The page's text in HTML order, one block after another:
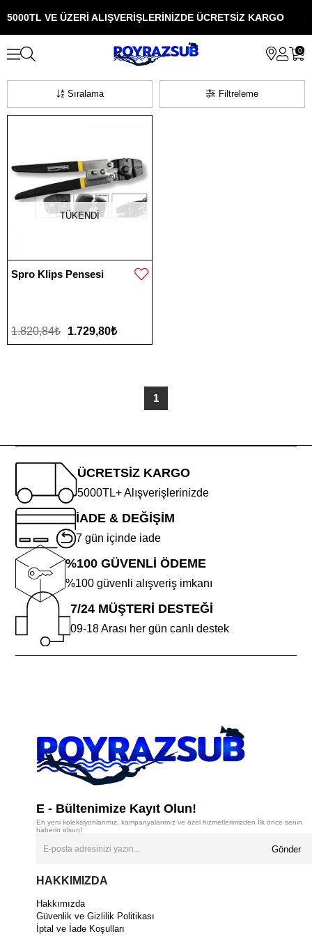
5000TL VE ÜZERİ ALIŞVERİŞLERİNİZDE ÜCRETSİZ KARGO
0
Filtreleme
Sıralama
TÜKENDI
Spro Klips Pensesi
1.729,80₺
1.820,84₺
1
ÜCRETSİZ KARGO
5000TL+ Alışverişlerinizde
İADE & DEĞİŞİM
7 gün içinde iade
%100 GÜVENLİ ÖDEME
%100 güvenli alışveriş imkanı
7/24 MÜŞTERİ DESTEĞİ
09-18 Arası her gün canlı destek
E - Bültenimize Kayıt Olun!
En yeni koleksiyonlarımız, kampanyalarımız ve özel hizmetlerimizden İlk önce senin
haberin olsun!
Gönder
HAKKIMIZDA
Hakkımızda
Güvenlik ve Gizlilik Politikası
İptal ve İade Koşulları